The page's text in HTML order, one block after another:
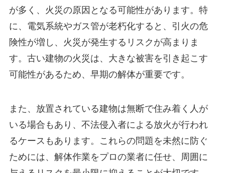
が多く、火災の原因となる可能性があります。特
に、電気系統やガス管が老朽化すると、引火の危
険性が増し、火災が発生するリスクが高まりま
す。古い建物の火災は、大きな被害を引き起こす
可能性があるため、早期の解体が重要です。
また、放置されている建物は無断で住み着く人が
いる場合もあり、不法侵入者による放火が行われ
るケースもあります。これらの問題を未然に防ぐ
ためには、解体作業をプロの業者に任せ、周囲に